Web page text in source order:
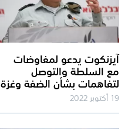
آيزنكوت يدعو لمفاوضات
مع السلطة والتوصل
لتفاهمات بشأن الضفة وغزة
19 أكتوبر 2022